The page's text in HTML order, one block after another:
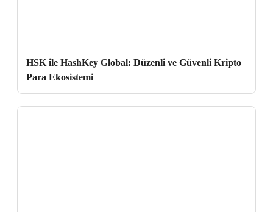
HSK ile HashKey Global: Düzenli ve Güvenli Kripto
Para Ekosistemi